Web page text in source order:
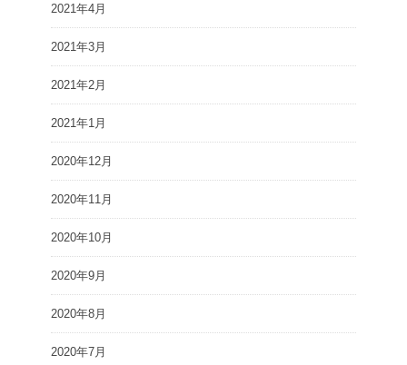
2021年4月
2021年3月
2021年2月
2021年1月
2020年12月
2020年11月
2020年10月
2020年9月
2020年8月
2020年7月